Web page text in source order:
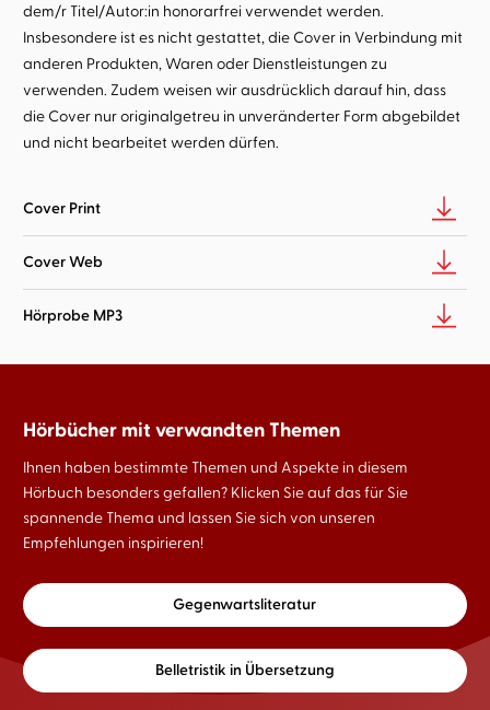
dem/r Titel/Autor:in honorarfrei verwendet werden.
Insbesondere ist es nicht gestattet, die Cover in Verbindung mit
anderen Produkten, Waren oder Dienstleistungen zu
verwenden. Zudem weisen wir ausdrücklich darauf hin, dass
die Cover nur originalgetreu in unveränderter Form abgebildet
und nicht bearbeitet werden dürfen.
Cover Print
Cover Web
Hörprobe MP3
Hörbücher mit verwandten Themen
Ihnen haben bestimmte Themen und Aspekte in diesem
Hörbuch besonders gefallen? Klicken Sie auf das für Sie
spannende Thema und lassen Sie sich von unseren
Empfehlungen inspirieren!
Gegenwartsliteratur
Belletristik in Übersetzung